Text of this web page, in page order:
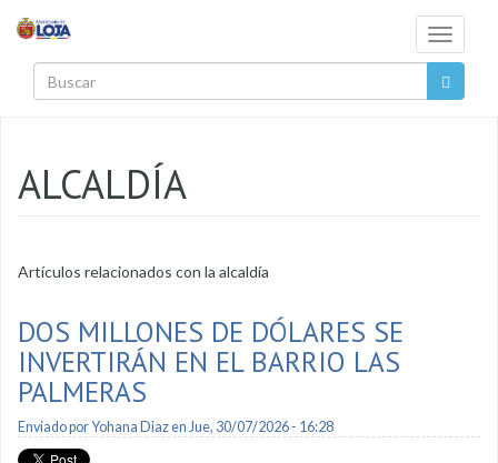
Toggle
ALCALDÍA
Artículos relacionados con la alcaldía
DOS MILLONES DE DÓLARES SE
INVERTIRÁN EN EL BARRIO LAS
PALMERAS
Enviado porYohana Diazen Jue, 30/07/2026 - 16:28